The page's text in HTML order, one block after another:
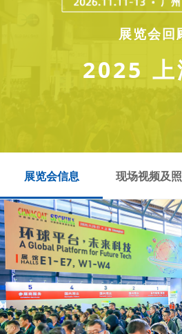
展览会回
2025 上
展览会信息 现场视频及